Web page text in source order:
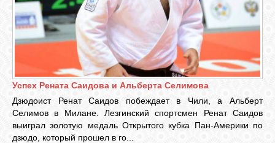
ОБЪЯВЛЕНИЯ
Успех Рената Саидова и Альберта Селимова
Дзюдоист Ренат Саидов побеждает в Чили, а Альберт
Селимов в Милане. Лезгинский спортсмен Ренат Саидов
выиграл золотую медаль Открытого кубка Пан-Америки по
дзюдо, который прошел в го...